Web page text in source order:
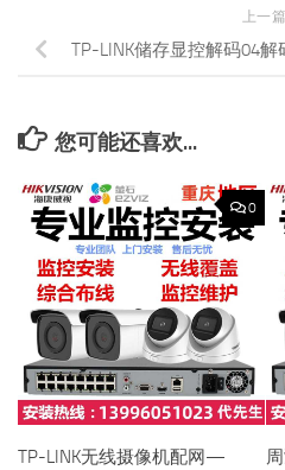
上一篇
TP-LINK储存显控解码04
您可能还喜欢...
0
TP-LINK无线摄像机配网—